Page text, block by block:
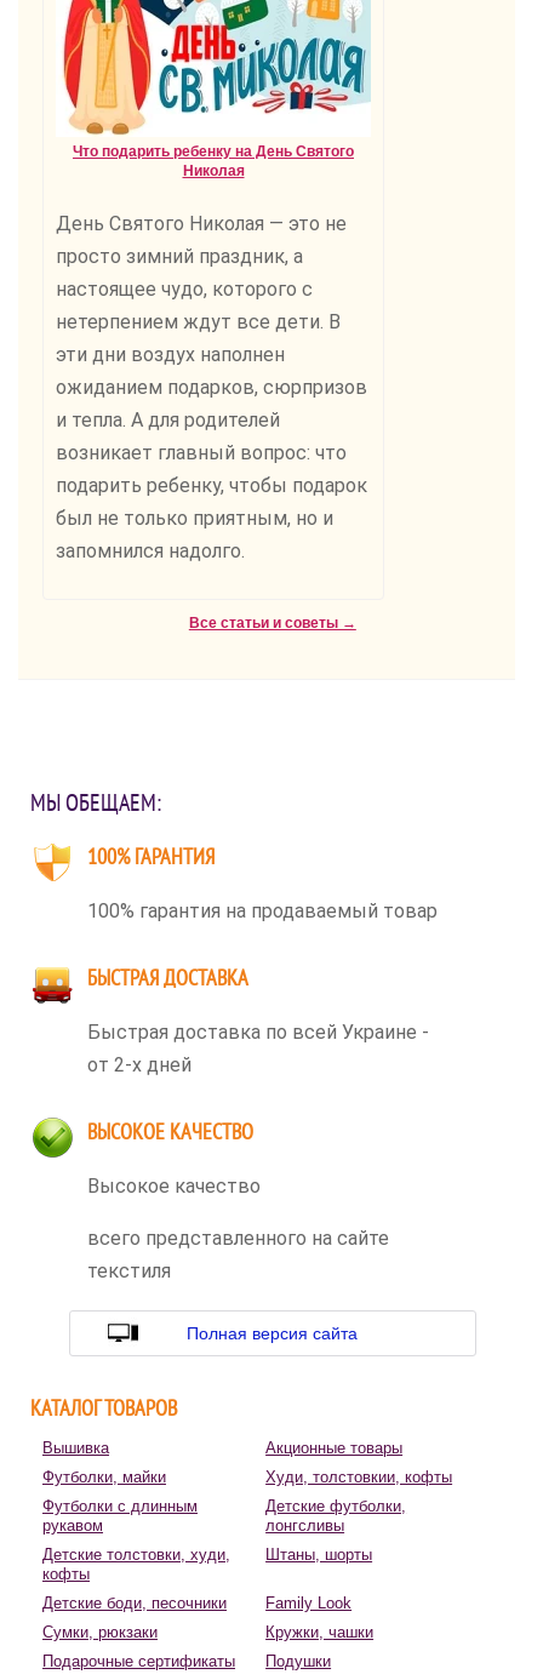
Что подарить ребенку на День Святого
Николая
День Святого Николая — это не
просто зимний праздник, а
настоящее чудо, которого с
нетерпением ждут все дети. В
эти дни воздух наполнен
ожиданием подарков, сюрпризов
и тепла. А для родителей
возникает главный вопрос: что
подарить ребенку, чтобы подарок
был не только приятным, но и
запомнился надолго.
Все статьи и советы →
МЫ ОБЕЩАЕМ:
100% ГАРАНТИЯ
100% гарантия на продаваемый товар
БЫСТРАЯ ДОСТАВКА
Быстрая доставка по всей Украине -
от 2-х дней
ВЫСОКОЕ КАЧЕСТВО
Высокое качество
всего представленного на сайте
текстиля
Полная версия сайта
КАТАЛОГ ТОВАРОВ
Вышивка
Акционные товары
Футболки, майки
Худи, толстовкии, кофты
Футболки с длинным
рукавом
Детские футболки,
лонгсливы
Детские толстовки, худи,
кофты
Штаны, шорты
Детские боди, песочники
Family Look
Сумки, рюкзаки
Кружки, чашки
Подарочные сертификаты
Подушки